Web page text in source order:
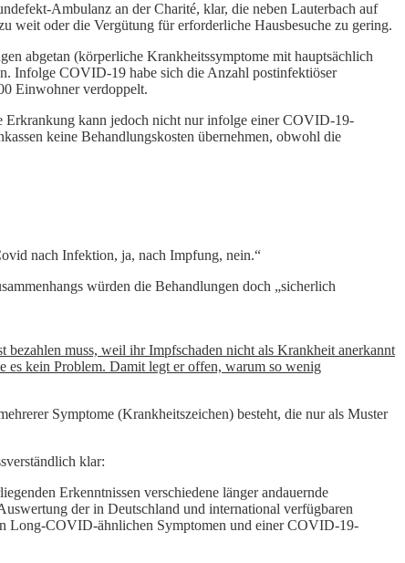
Ambulanz an der Charité, klar, die neben Lauterbach auf
weit oder die Vergütung für erforderliche Hausbesuche zu gering.
abgetan (körperliche Krankheitssymptome mit hauptsächlich
Infolge COVID-19 habe sich die Anzahl postinfektiöser
Einwohner verdoppelt.
Erkrankung kann jedoch nicht nur infolge einer COVID-19-
keine Behandlungskosten übernehmen, obwohl die
nach Infektion, ja, nach Impfung, nein.“
würden die Behandlungen doch „sicherlich
muss, weil ihr Impfschaden nicht als Krankheit anerkannt
es kein Problem. Damit legt er offen, warum so wenig
Symptome (Krankheitszeichen) besteht, die nur als Muster
klar:
Erkenntnissen verschiedene länger andauernde
der in Deutschland und international verfügbaren
Long-COVID-ähnlichen Symptomen und einer COVID-19-